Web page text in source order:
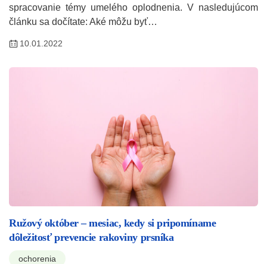
spracovanie témy umelého oplodnenia. V nasledujúcom
článku sa dočítate: Aké môžu byť…
10.01.2022
Ružový október – mesiac, kedy si pripomíname
dôležitosť prevencie rakoviny prsníka
ochorenia